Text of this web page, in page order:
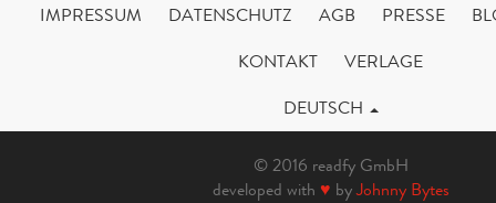
IMPRESSUM DATENSCHUTZ AGB PRESSE
KONTAKT
VERLAGE
DEUTSCH
© 2016 readfy GmbH
developed with ♥ byJohnny Bytes